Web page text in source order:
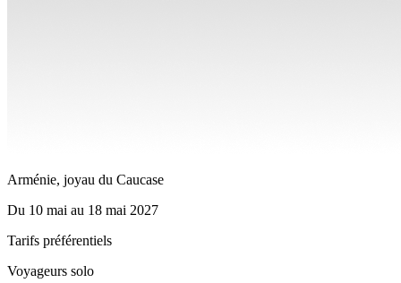
Arménie, joyau du Caucase
Du 10 mai au 18 mai 2027
Tarifs préférentiels
Voyageurs solo